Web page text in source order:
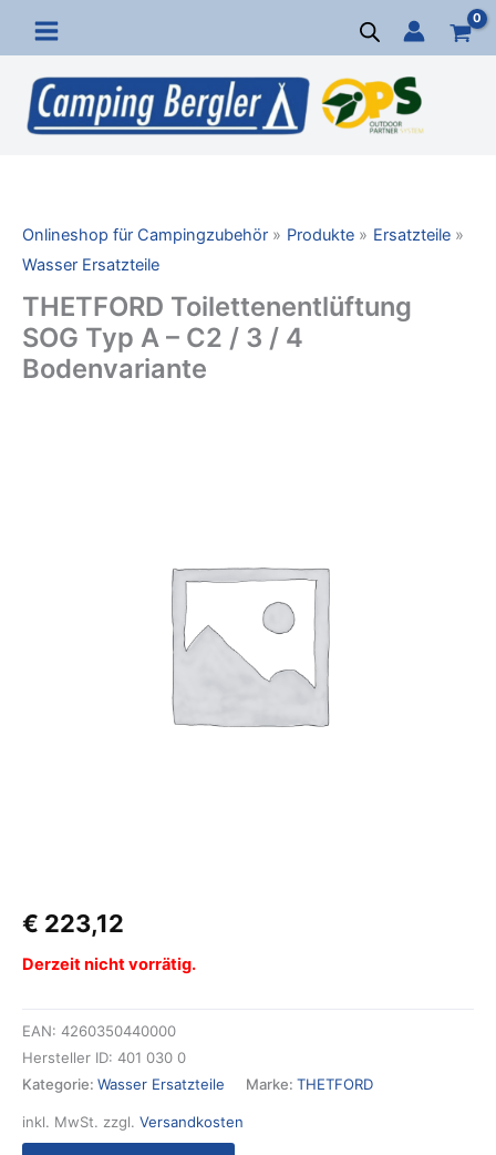
Inhalt
springen
Onlineshop für Campingzubehör Produkte
Ersatzteile
Wasser Ersatzteile
THETFORD Toilettenentlüftung
SOG Typ A – C2 / 3 / 4
Bodenvariante
€ 223,12
Derzeit nicht vorrätig.
EAN: 4260350440000
Hersteller ID: 401 030 0
Kategorie: Wasser Ersatzteile Marke: THETFORD
inkl. MwSt. zzgl. Versandkosten